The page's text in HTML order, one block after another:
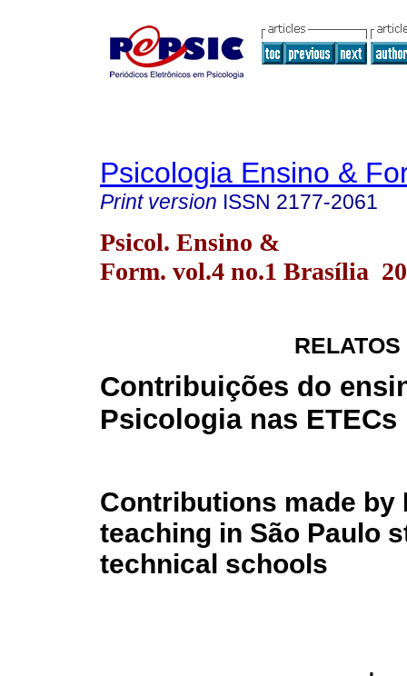
Psicologia Ensino &
Print version ISSN 2177-2061
Psicol. Ensino &
Form. vol.4 no.1 Brasília
Contribuições do
Psicologia nas ETECs
Contributions made by
teaching in São Paulo
technical schools